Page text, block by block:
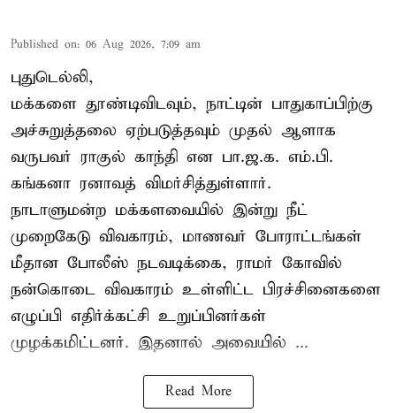
Published on: 06 Aug 2026, 7:09 am
புதுடெல்லி,
மக்களை தூண்டிவிடவும், நாட்டின் பாதுகாப்பிற்கு
அச்சுறுத்தலை ஏற்படுத்தவும் முதல் ஆளாக
வருபவர் ராகுல் காந்தி என பா.ஜ.க. எம்.பி.
கங்கனா ரனாவத் விமர்சித்துள்ளார்.
நாடாளுமன்ற மக்களவையில் இன்று நீட்
முறைகேடு விவகாரம், மாணவர் போராட்டங்கள்
மீதான போலீஸ் நடவடிக்கை, ராமர் கோவில்
நன்கொடை விவகாரம் உள்ளிட்ட பிரச்சினைகளை
எழுப்பி எதிர்க்கட்சி உறுப்பினர்கள்
முழக்கமிட்டனர். இதனால் அவையில் ...
Read More